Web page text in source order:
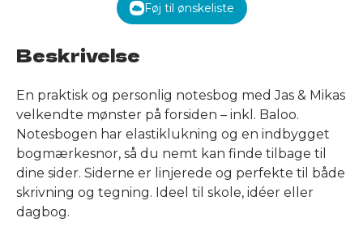
Føj til ønskeliste
Beskrivelse
En praktisk og personlig notesbog med Jas & Mikas
velkendte mønster på forsiden – inkl. Baloo.
Notesbogen har elastiklukning og en indbygget
bogmærkesnor, så du nemt kan finde tilbage til
dine sider. Siderne er linjerede og perfekte til både
skrivning og tegning. Ideel til skole, idéer eller
dagbog.